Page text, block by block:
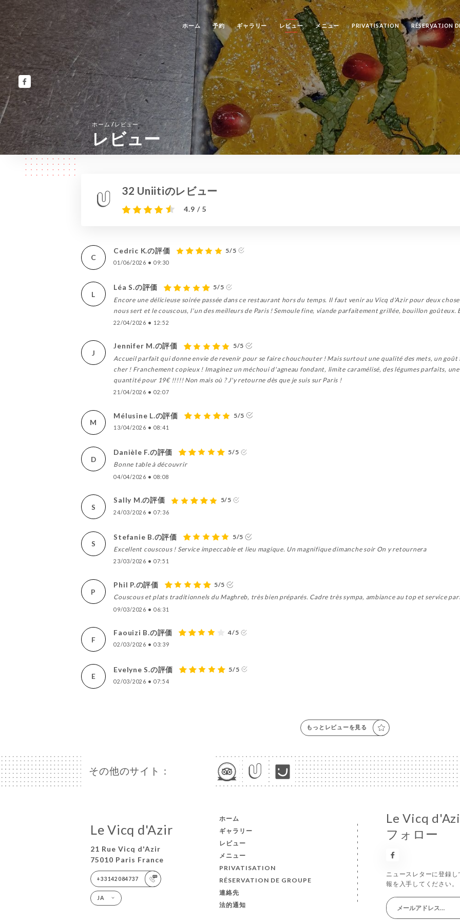
ホーム 予約 ギャラリー レビュー メニュー PRIVATISATION RÉSERVATION
ホーム/レビュー
レビュー
32 Uniitiのレビュー
4.9 / 5
C
Cedric K.の評価 5/5
01/06/2026 • 09:30
L
Léa S.の評価
5/5
Encore une délicieuse soirée passée dans ce restaurant hors du temps. Il faut venir au Vicq d'Azir pour deux
nous sert et le couscous, l'un des meilleurs de Paris ! Semoule fine, viande parfaitement grillée, bouillon goûteux.
22/04/2026 • 12:52
J
Jennifer M.の評価
5/5
Accueil parfait qui donne envie de revenir pour se faire chouchouter ! Mais surtout une qualité des mets, un
cher ! Franchement copieux ! Imaginez un méchoui d'agneau fondant, limite caramélisé, des légumes parfaits,
quantité pour 19€ !!!!! Non mais où ? J'y retourne dès que je suis sur Paris !
21/04/2026 • 02:07
M
Mélusine L.の評価 5/5
13/04/2026 • 08:41
D
Danièle F.の評価
5/5
Bonne table à découvrir
04/04/2026 • 08:08
S
Sally M.の評価 5/5
24/03/2026 • 07:36
S
Stefanie B.の評価
5/5
Excellent couscous ! Service impeccable et lieu magique. Un magnifique dimanche soir On y retournera
23/03/2026 • 07:51
P
Phil P.の評価
5/5
Couscous et plats traditionnels du Maghreb, très bien préparés. Cadre très sympa, ambiance au top et service
09/03/2026 • 06:31
F
Faouizi B.の評価 4/5
02/03/2026 • 03:39
E
Evelyne S.の評価 5/5
02/03/2026 • 07:54
もっとレビューを見る
その他のサイト：
Le Vicq d'Azir
21 Rue Vicq d'Azir
75010 Paris France
+33142084737
JA
ホーム
ギャラリー
レビュー
メニュー
PRIVATISATION
RÉSERVATION DE GROUPE
連絡先
法的通知
Le Vicq
フォロー
ニュースレターに登録
報を入手してください。